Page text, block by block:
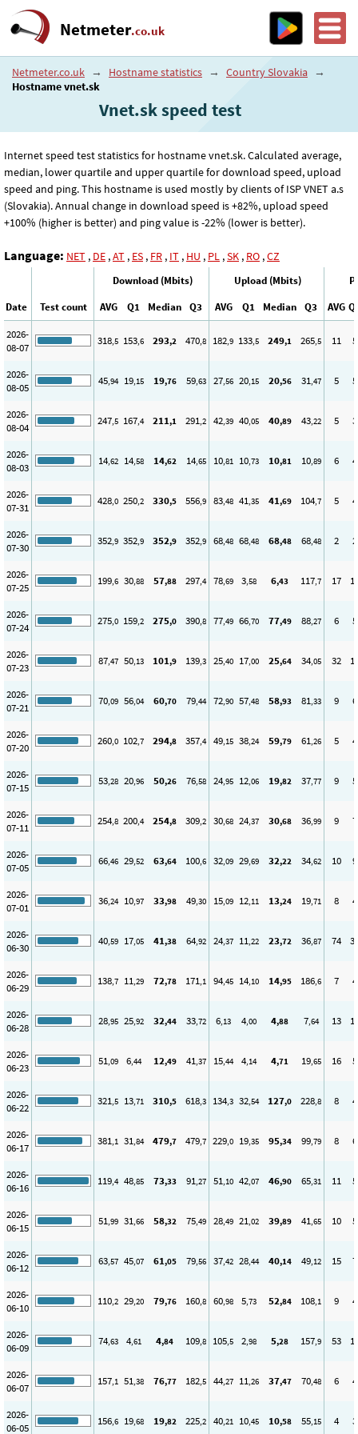
Netmeter.co.uk
Netmeter.co.uk → Hostname statistics → Country Slovakia →
Hostname vnet.sk
Vnet.sk speed test
Internet speed test statistics for hostname vnet.sk. Calculated average,
median, lower quartile and upper quartile for download speed, upload
speed and ping. This hostname is used mostly by clients of ISP VNET a.s
(Slovakia). Annual change in download speed is +82%, upload speed
+100% (higher is better) and ping value is -22% (lower is better).
Language: NET , DE ,AT , ES , FR , IT , HU , PL ,SK , RO ,CZ
Download (Mbits) Upload (Mbits)
Date
Test count AVG Q1 Median Q3 AVG Q1 Median Q3 AVG
2026-
08-07
318,5 153,6 293,2 470,8 182,9 133,5 249,1 265,5 11 5
2026-
08-05
45,94 19,15 19,76 59,63 27,56 20,15 20,56 31,47 5 5
2026-
08-04
247,5 167,4 211,1 291,2 42,39 40,05 40,89 43,22 5 3
2026-
08-03
14,62 14,58 14,62 14,65 10,81 10,73 10,81 10,89 6 4
2026-
07-31
428,0 250,2 330,5 556,9 83,48 41,35 41,69 104,7 5 4
2026-
07-30
352,9 352,9 352,9 352,9 68,48 68,48 68,48 68,48 2 2
2026-
07-25
199,6 30,88 57,88 297,4 78,69 3,58 6,43 117,7 17
2026-
07-24
275,0 159,2 275,0 390,8 77,49 66,70 77,49 88,27 6 5
2026-
07-23
87,47 50,13 101,9 139,3 25,40 17,00 25,64 34,05 32
2026-
07-21
70,09 56,04 60,70 79,44 72,90 57,48 58,93 81,33 9 6
2026-
07-20
260,0 102,7 294,8 357,4 49,15 38,24 59,79 61,26 5 4
2026-
07-15
53,28 20,96 50,26 76,58 24,95 12,06 19,82 37,77 9 5
2026-
07-11
254,8 200,4 254,8 309,2 30,68 24,37 30,68 36,99 9 7
2026-
07-05
66,46 29,52 63,64 100,6 32,09 29,69 32,22 34,62 10 9
2026-
07-01
36,24 10,97 33,98 49,30 15,09 12,11 13,24 19,71 8 4
2026-
06-30
40,59 17,05 41,38 64,92 24,37 11,22 23,72 36,87 74
2026-
06-29
138,7 11,29 72,78 171,1 94,45 14,10 14,95 186,6 7 4
2026-
06-28
28,95 25,92 32,44 33,72 6,13 4,00 4,88 7,64 13
2026-
06-23
51,09 6,44 12,49 41,37 15,44 4,14 4,71 19,65 16 5
2026-
06-22
321,5 13,71 310,5 618,3 134,3 32,54 127,0 228,8 8 4
2026-
06-17
381,1 31,84 479,7 479,7 229,0 19,35 95,34 99,79 8 6
2026-
06-16
119,4 48,85 73,33 91,27 51,10 42,07 46,90 65,31 11 5
2026-
06-15
51,99 31,66 58,32 75,49 28,49 21,02 39,89 41,65 10 5
2026-
06-12
63,57 45,07 61,05 79,56 37,42 28,44 40,14 49,12 15 7
2026-
06-10
110,2 29,20 79,76 160,8 60,98 5,73 52,84 108,1 9 4
2026-
06-09
74,63 4,61 4,84 109,8 105,5 2,98 5,28 157,9 53
2026-
06-07
157,1 51,38 76,77 182,5 44,27 11,26 37,47 70,48 6 4
2026-
06-05
156,6 19,68 19,82 225,2 40,21 10,45 10,58 55,15 4 3